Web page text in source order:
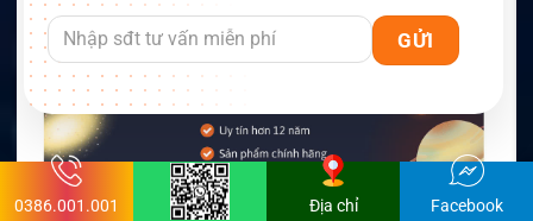
0386.001.001 Địa chỉ Facebook